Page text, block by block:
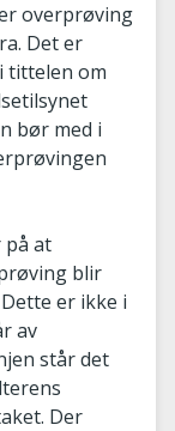
overprøving
Det er
tittelen om
bør med i
på at
blir
er ikke i
av
står det
Der